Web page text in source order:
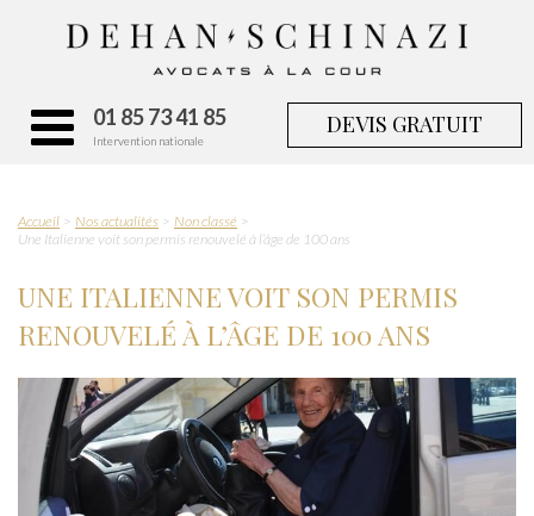
01 85 73 41 85
Intervention nationale
DEVIS GRATUIT
Accueil Nos actualités
Non classé
Une Italienne voit son permis renouvelé à l’âge de 100 ans
UNE ITALIENNE VOIT SON PERMIS
RENOUVELÉ À L’ÂGE DE 100 ANS